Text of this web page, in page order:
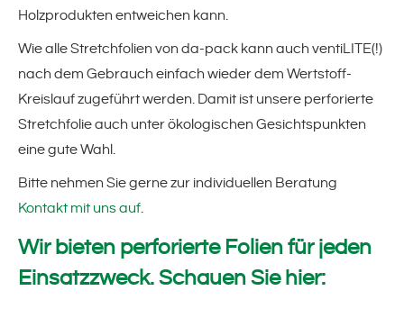
ventiLITE(!) air
ventiLITE(!) flora
ventiLITE(!) florette
SUPERPOWER
Holzprodukten entweichen kann.
Wie alle Stretchfolien von da-pack kann auch ventiLITE(!)
nach dem Gebrauch einfach wieder dem Wertstoff-
Kreislauf zugeführt werden. Damit ist unsere perforierte
Stretchfolie auch unter ökologischen Gesichtspunkten
eine gute Wahl.
Bitte nehmen Sie gerne zur individuellen Beratung
Kontakt mit uns auf.
Wir bieten perforierte Folien für jeden
Einsatzzweck. Schauen Sie hier: